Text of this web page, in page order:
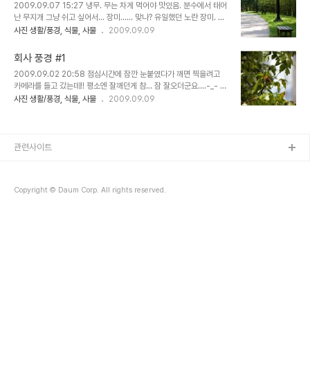
2009.09.07 15:27 냉무. 무는 차게 먹어야 맛있음. 분수에서 태어
난 무지개 그냥 쉬고 싶어서... 장미...... 맞나? 유일했던 노란 장미. 철
창에 갖혀 있는 모습이 참........... 아무 생각 없었음 후후
사진 생활/풍경, 식물, 사물 2009.09.09
회사 풍경 #1
2009.09.02 20:58 점심시간에 잠깐 눈붙였다가 깨면 찍을려고
카메라를 들고 갔는데!! 평소엔 잘깨던게 참... 잠 잘오더군요....-_- 덕
분에 점심시간 끝나기전에 5분만에 파바박!! 대추!!! 매일 근처 회사 아
있는 벌들 ㄷㄷㄷ 무서워서 근처도 못갔음 데헷
사진 생활/풍경, 식물, 사물 2009.09.09
Copyright © Daum Corp. All rights reserved.
관련사이트